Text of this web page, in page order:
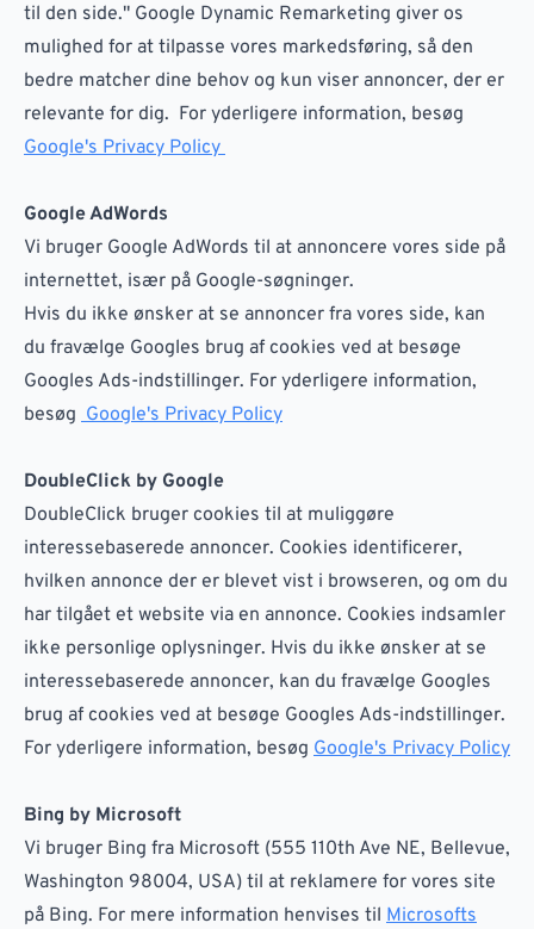
til den side." Google Dynamic Remarketing giver os
mulighed for at tilpasse vores markedsføring, så den
bedre matcher dine behov og kun viser annoncer, der er
relevante for dig. For yderligere information, besøg
Google's Privacy Policy
Google AdWords
Vi bruger Google AdWords til at annoncere vores side på
internettet, især på Google-søgninger.
Hvis du ikke ønsker at se annoncer fra vores side, kan
du fravælge Googles brug af cookies ved at besøge
Googles Ads-indstillinger. For yderligere information,
besøg Google's Privacy Policy
DoubleClick by Google
DoubleClick bruger cookies til at muliggøre
interessebaserede annoncer. Cookies identificerer,
hvilken annonce der er blevet vist i browseren, og om du
har tilgået et website via en annonce. Cookies indsamler
ikke personlige oplysninger. Hvis du ikke ønsker at se
interessebaserede annoncer, kan du fravælge Googles
brug af cookies ved at besøge Googles Ads-indstillinger.
For yderligere information, besøg Google's Privacy Policy
Bing by Microsoft
Vi bruger Bing fra Microsoft (555 110th Ave NE, Bellevue,
Washington 98004, USA) til at reklamere for vores site
på Bing. For mere information henvises til Microsofts